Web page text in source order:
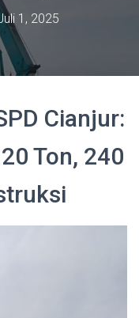
N
1, 2025
Cianjur:
Ton, 240